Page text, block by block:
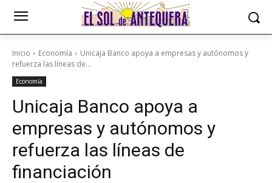
Inicio Economía
Unicaja Banco apoya a empresas y autónomos y
refuerza las líneas de...
Economía
Unicaja Banco apoya a
empresas y autónomos y
refuerza las líneas de
financiación